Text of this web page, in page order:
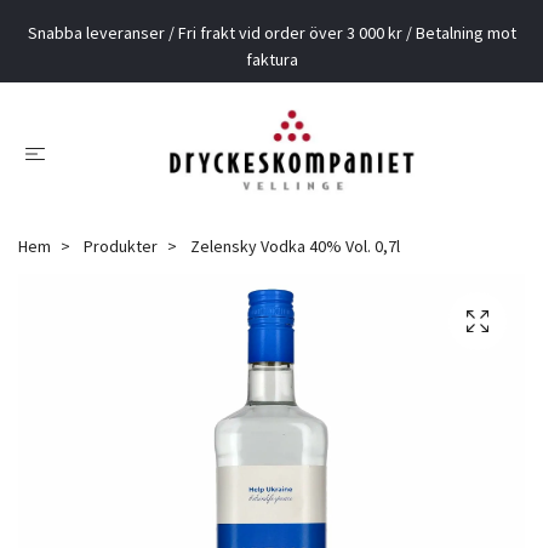
Snabba leveranser / Fri frakt vid order över 3 000 kr / Betalning mot
faktura
Hem Produkter Zelensky Vodka 40% Vol. 0,7l